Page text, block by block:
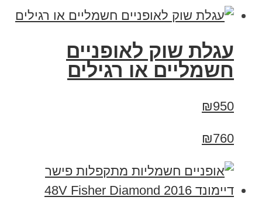
עגלת שוק לאופניים
חשמליים או רגילים
₪950
₪760